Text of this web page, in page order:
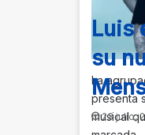
La
presenta
musical
Luis
su
23 julio,